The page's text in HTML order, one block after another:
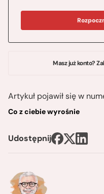
Masz już konto?
Artykuł pojawił się w
Co z ciebie wyrośnie
Udostępnij